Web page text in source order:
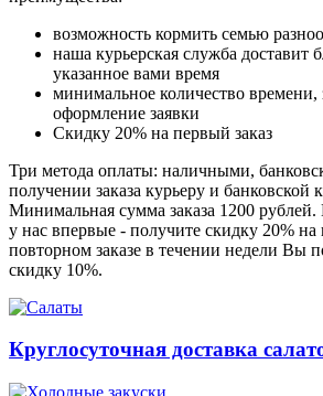
возможность кормить семью
наша курьерская служба доставит
указанное вами время
минимальное количество времени,
оформление заявки
Скидку 20% на первый заказ
Три метода оплаты: наличными,
получении заказа курьеру и банковской
Минимальная сумма заказа 1200 рублей.
у нас впервые - получите скидку 20%
повторном заказе в течении недели Вы
скидку 10%.
Круглосуточная доставка